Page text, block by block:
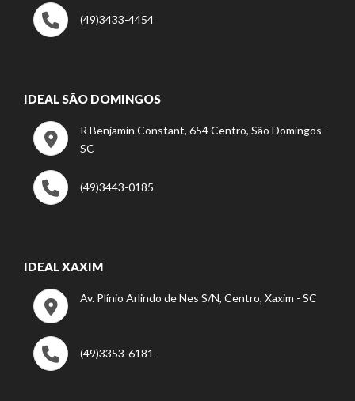
(49)3433-4454
IDEAL SÃO DOMINGOS
R Benjamin Constant, 654 Centro, São Domingos -
SC
(49)3443-0185
IDEAL XAXIM
Av. Plínio Arlindo de Nes S/N, Centro, Xaxim - SC
(49)3353-6181